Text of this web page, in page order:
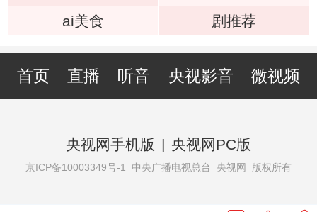
ai美食
剧推荐
首页 直播 听音 央视影音 微视频
央视网手机版 | 央视网PC版
京ICP备10003349号-1 中央广播电视总台 央视网 版权所有